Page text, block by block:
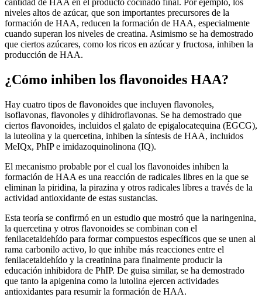
cantidad de HAA en el producto cocinado final. Por ejemplo, los
niveles altos de azúcar, que son importantes precursores de la
formación de HAA, reducen la formación de HAA, especialmente
cuando superan los niveles de creatina. Asimismo se ha demostrado
que ciertos azúcares, como los ricos en azúcar y fructosa, inhiben la
producción de HAA.
¿Cómo inhiben los flavonoides HAA?
Hay cuatro tipos de flavonoides que incluyen flavonoles,
isoflavonas, flavonoles y dihidroflavonas. Se ha demostrado que
ciertos flavonoides, incluidos el galato de epigalocatequina (EGCG),
la luteolina y la quercetina, inhiben la síntesis de HAA, incluidos
MeIQx, PhIP e imidazoquinolinona (IQ).
El mecanismo probable por el cual los flavonoides inhiben la
formación de HAA es una reacción de radicales libres en la que se
eliminan la piridina, la pirazina y otros radicales libres a través de la
actividad antioxidante de estas sustancias.
Esta teoría se confirmó en un estudio que mostró que la naringenina,
la quercetina y otros flavonoides se combinan con el
fenilacetaldehído para formar compuestos específicos que se unen al
rama carbonilo activo, lo que inhibe más reacciones entre el
fenilacetaldehído y la creatinina para finalmente producir la
educación inhibidora de PhIP. De guisa similar, se ha demostrado
que tanto la apigenina como la lutolina ejercen actividades
antioxidantes para resumir la formación de HAA.